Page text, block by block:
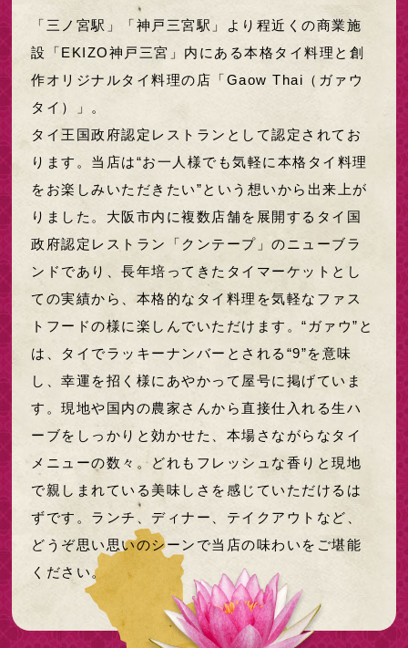
「三ノ宮駅」「神戸三宮駅」より程近くの商業施
設「EKIZO神戸三宮」内にある本格タイ料理と創
作オリジナルタイ料理の店「Gaow Thai（ガァウ
タイ）」。
タイ王国政府認定レストランとして認定されてお
ります。当店は“お一人様でも気軽に本格タイ料理
をお楽しみいただきたい”という想いから出来上が
りました。大阪市内に複数店舗を展開するタイ国
政府認定レストラン「クンテープ」のニューブラ
ンドであり、長年培ってきたタイマーケットとし
ての実績から、本格的なタイ料理を気軽なファス
トフードの様に楽しんでいただけます。“ガァウ”と
は、タイでラッキーナンバーとされる“9”を意味
し、幸運を招く様にあやかって屋号に掲げていま
す。現地や国内の農家さんから直接仕入れる生ハ
ーブをしっかりと効かせた、本場さながらなタイ
メニューの数々。どれもフレッシュな香りと現地
で親しまれている美味しさを感じていただけるは
ずです。ランチ、ディナー、テイクアウトなど、
どうぞ思い思いのシーンで当店の味わいをご堪能
ください。